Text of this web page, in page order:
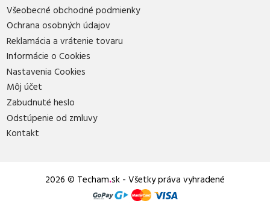
Všeobecné obchodné podmienky
Ochrana osobných údajov
Reklamácia a vrátenie tovaru
Informácie o Cookies
Nastavenia Cookies
Môj účet
Zabudnuté heslo
Odstúpenie od zmluvy
Kontakt
2026 © Techam.sk - Všetky práva vyhradené